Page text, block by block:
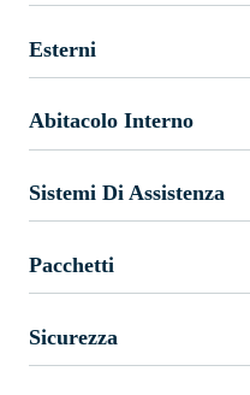
Esterni
Abitacolo Interno
Sistemi Di Assistenza
Pacchetti
Sicurezza